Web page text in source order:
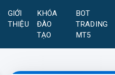
GIỚI
THIỆU
KHÓA
ĐÀO
TẠO
BOT
TRADING
MT5